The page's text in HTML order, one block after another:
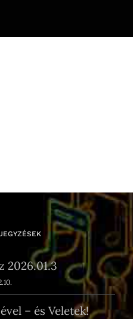
2026.01.3
– és Veletek!